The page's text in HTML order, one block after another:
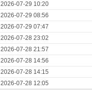
2026-07-29 10:20
2026-07-29 08:56
2026-07-29 07:47
2026-07-28 23:02
2026-07-28 21:57
2026-07-28 14:56
2026-07-28 14:15
2026-07-28 12:05